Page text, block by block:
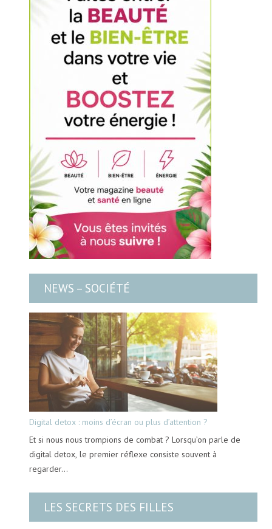
NEWS – SOCIÉTÉ
Digital detox : moins d’écran ou plus d’attention ?
Et si nous nous trompions de combat ? Lorsqu’on parle de
digital detox, le premier réflexe consiste souvent à
regarder…
LES SECRETS DES FILLES